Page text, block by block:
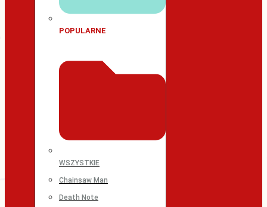
POPULARNE
WSZYSTKIE
Chainsaw Man
Death Note